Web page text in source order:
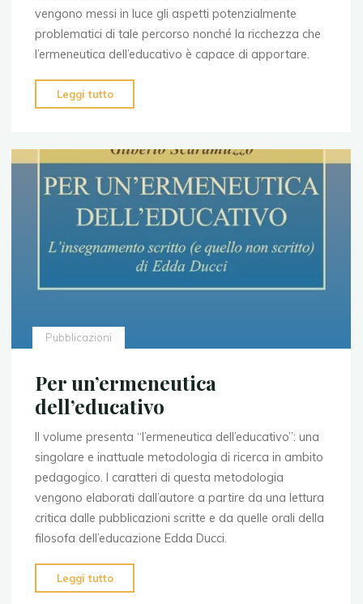
vengono messi in luce gli aspetti potenzialmente
problematici di tale percorso nonché la ricchezza che
l’ermeneutica dell’educativo è capace di apportare.
Leggi tutto
dell’educativo:
metodologia
ricerca
esigente
inattuale"
Pubblicazioni
Per un’ermeneutica
dell’educativo
Il volume presenta “l’ermeneutica dell’educativo”: una
singolare e inattuale metodologia di ricerca in ambito
pedagogico. I caratteri di questa metodologia
vengono elaborati dall’autore a partire da una lettura
critica dalle pubblicazioni scritte e da quelle orali della
filosofa dell’educazione Edda Ducci.
Leggi tutto
un’ermeneutica